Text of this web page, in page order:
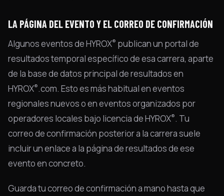
LA PÁGINA DEL EVENTO Y EL CORREO DE CONFIRMACIÓN
Algunos eventos de HYROX® publican un portal de
resultados temporal específico de esa carrera, aparte
de la base de datos principal de resultados en
HYROX®.com. Esto es más habitual en eventos
regionales nuevos o en eventos organizados por
operadores locales bajo licencia de HYROX®. Tu
correo de confirmación posterior a la carrera suele
incluir un enlace a la página de resultados de ese
evento en concreto.
Guarda tu correo de confirmación a mano hasta que